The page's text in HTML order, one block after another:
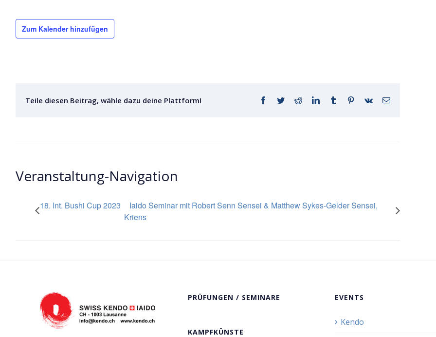
Zum Kalender hinzufügen
Teile diesen Beitrag, wähle dazu deine Plattform! Facebook
TwitterRedditLinkedInTumblr Pinterest
Vk
E-
Veranstaltung-Navigation
18. Int. Bushi Cup 2023
Iaido Seminar mit Robert Senn Sensei & Matthew Sykes-Gelder Sensei,
Kriens
PRÜFUNGEN / SEMINARE
KAMPFKÜNSTE
EVENTS
Kendo